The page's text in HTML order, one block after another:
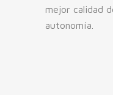
mejor calidad
autonomía.